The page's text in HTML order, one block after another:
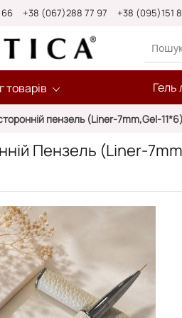
+38 (067)288 77 97 +38 (095)151
товарів Гель
пензель (Liner-7mm,Gel-11*6)
Пензель (Liner-